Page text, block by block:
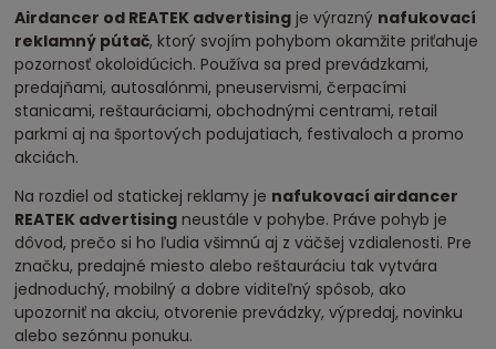
Airdancer od REATEK advertising je výrazný nafukovací
reklamný pútač, ktorý svojím pohybom okamžite priťahuje
pozornosť okoloidúcich. Používa sa pred prevádzkami,
predajňami, autosalónmi, pneuservismi, čerpacími
stanicami, reštauráciami, obchodnými centrami, retail
parkmi aj na športových podujatiach, festivaloch a promo
akciách.
Na rozdiel od statickej reklamy je nafukovací airdancer
REATEK advertising neustále v pohybe. Práve pohyb je
dôvod, prečo si ho ľudia všimnú aj z väčšej vzdialenosti. Pre
značku, predajné miesto alebo reštauráciu tak vytvára
jednoduchý, mobilný a dobre viditeľný spôsob, ako
upozorniť na akciu, otvorenie prevádzky, výpredaj, novinku
alebo sezónnu ponuku.